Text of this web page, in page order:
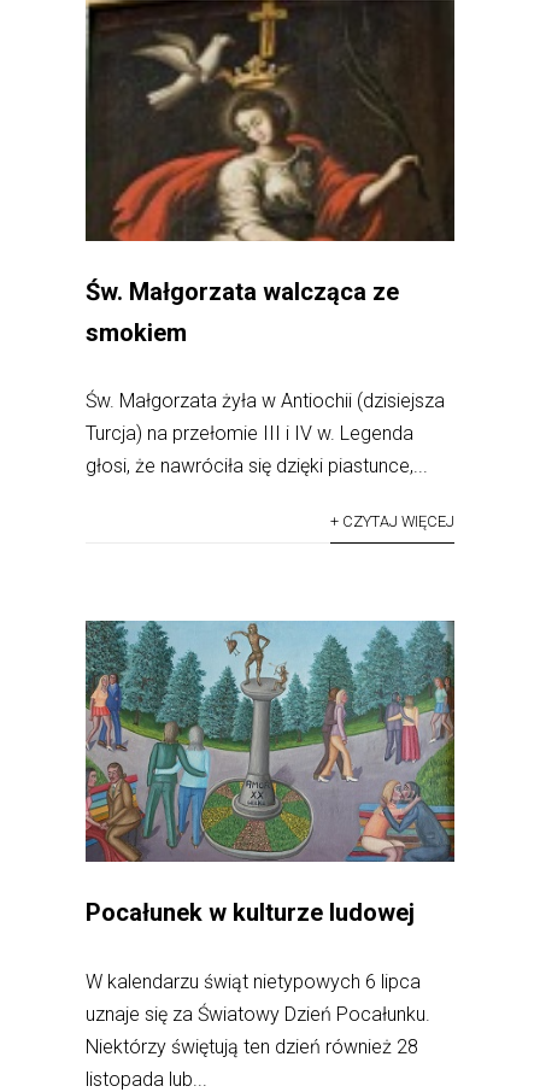
Św. Małgorzata walcząca ze
smokiem
Św. Małgorzata żyła w Antiochii (dzisiejsza
Turcja) na przełomie III i IV w. Legenda
głosi, że nawróciła się dzięki piastunce,...
+ CZYTAJ WIĘCEJ
Pocałunek w kulturze ludowej
W kalendarzu świąt nietypowych 6 lipca
uznaje się za Światowy Dzień Pocałunku.
Niektórzy świętują ten dzień również 28
listopada lub...